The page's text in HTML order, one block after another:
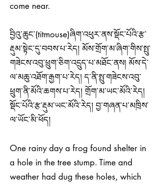
come near.
བྱིའུ་ཆུང་(titmouse)ཞིག་འཕུར་ནས་སྡོང་པོའི་རྩ་
རྡུམ་སྟེང་དུ་བབས་པ་རེད། མོས་གྲོག་མ་ཞིག་གིས་སྤུ་
གཟེངས་འབུ་ཕྲུག་ཅིག་འདྲུད་པ་མཐོང་ནས། མོས་དེ་
ལ་མཆུ་འཐོག་རྒྱག་པ་རེད། ད་ནི་སྤུ་གཟེངས་འབུ་
ཕྲུག་ནི་མོའི་ཆགས་པ་རེད། གྲོག་མ་ཡང་མོའི་རེད།
སྡོང་པོའི་རྩ་རྡུམ་ཡང་མོའི་རེད། བྱ་གཞན་པ་མཁྲིས་
ལ་ཡོང་མི་ཕོད།
One rainy day a frog found shelter in
a hole in the tree stump. Time and
weather had dug these holes, which